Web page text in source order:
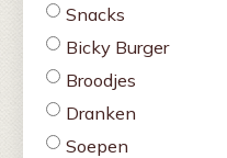
Snacks
Bicky Burger
Broodjes
Dranken
Soepen